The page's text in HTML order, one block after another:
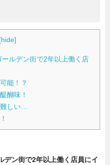
[hide]
ルデン街で2年以上働く店
能！？
醐味！
しい…
デン街で2年以上働く店員にイ